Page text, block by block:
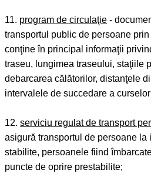
11. program de circulaţie -
transportul public de persoane
conţine în principal informaţii
traseu, lungimea traseului, staţiile
debarcarea călătorilor, distanţele
intervalele de succedare a
12. serviciu regulat de transport
asigură transportul de persoane la
stabilite, persoanele fiind
puncte de oprire prestabilite;